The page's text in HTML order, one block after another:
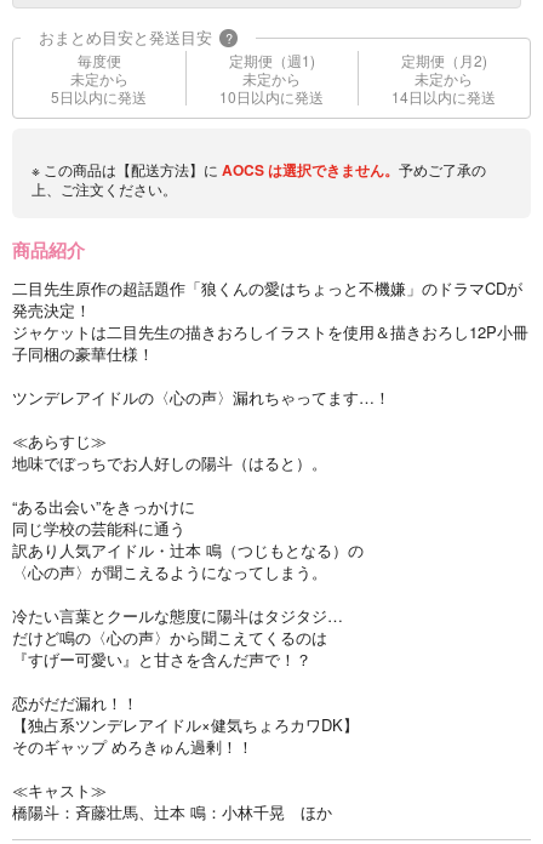
おまとめ目安と発送目安 ?
毎度便
未定から
5日以内に発送
定期便（週1)
未定から
10日以内に発送
定期便（月2)
未定から
14日以内に発送
※ この商品は【配送方法】に AOCSは選択できません。 予めご了承の
上、ご注文ください。
商品紹介
二目先生原作の超話題作「狼くんの愛はちょっと不機嫌」のドラマCDが
発売決定！
ジャケットは二目先生の描きおろしイラストを使用＆描きおろし12P小冊
子同梱の豪華仕様！
ツンデレアイドルの〈心の声〉漏れちゃってます…！
≪あらすじ≫
地味でぼっちでお人好しの陽斗（はると）。
“ある出会い”をきっかけに
同じ学校の芸能科に通う
訳あり人気アイドル・辻本 鳴（つじもとなる）の
〈心の声〉が聞こえるようになってしまう。
冷たい言葉とクールな態度に陽斗はタジタジ…
だけど鳴の〈心の声〉から聞こえてくるのは
『すげー可愛い』と甘さを含んだ声で！？
恋がだだ漏れ！！
【独占系ツンデレアイドル×健気ちょろカワDK】
そのギャップ めろきゅん過剰！！
≪キャスト≫
橋陽斗：斉藤壮馬、辻本 鳴：小林千晃 ほか